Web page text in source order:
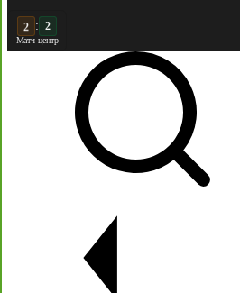
3 :
Матч-центр